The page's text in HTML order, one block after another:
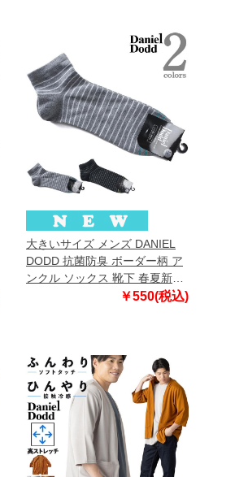
大きいサイズ メンズ DANIEL
DODD 抗菌防臭 ボーダー柄 ア
ンクル ソックス 靴下 春夏新作
￥550(税込)